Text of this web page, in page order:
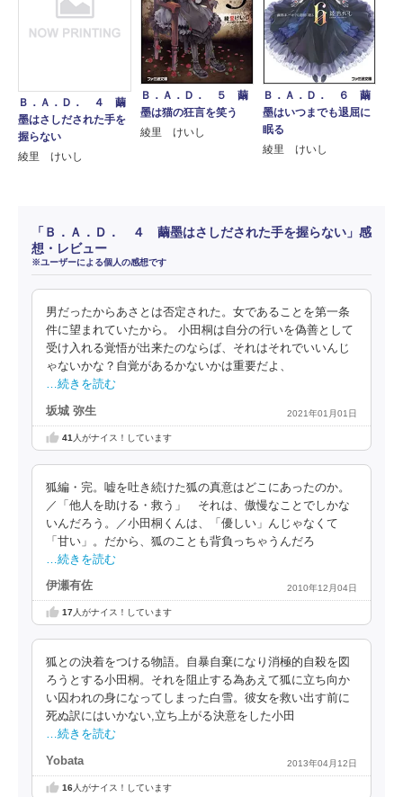
Ｂ．Ａ．Ｄ． ４ 繭
墨はさしだされた手を
握らない
綾里 けいし
Ｂ．Ａ．Ｄ． ５ 繭
墨は猫の狂言を笑う
綾里 けいし
Ｂ．Ａ．Ｄ． ６ 繭
墨はいつまでも退屈に
眠る
綾里 けいし
「Ｂ．Ａ．Ｄ． ４ 繭墨はさしだされた手を握らない」感
想・レビュー
※ユーザーによる個人の感想です
男だったからあさとは否定された。女であることを第一条
件に望まれていたから。 小田桐は自分の行いを偽善として
受け入れる覚悟が出来たのならば、それはそれでいいんじ
ゃないかな？自覚があるかないかは重要だよ、
…続きを読む
坂城 弥生 2021年01月01日
41 人がナイス！しています
狐編・完。嘘を吐き続けた狐の真意はどこにあったのか。
／「他人を助ける・救う」 それは、傲慢なことでしかな
いんだろう。／小田桐くんは、「優しい」んじゃなくて
「甘い」。だから、狐のことも背負っちゃうんだろ
…続きを読む
伊瀬有佐 2010年12月04日
17人がナイス！しています
狐との決着をつける物語。自暴自棄になり消極的自殺を図
ろうとする小田桐。それを阻止する為あえて狐に立ち向か
い囚われの身になってしまった白雪。彼女を救い出す前に
死ぬ訳にはいかない,立ち上がる決意をした小田
…続きを読む
Yobata 2013年04月12日
16人がナイス！しています